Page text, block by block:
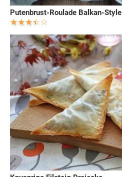
Putenbrust-Roulade Balkan-Style